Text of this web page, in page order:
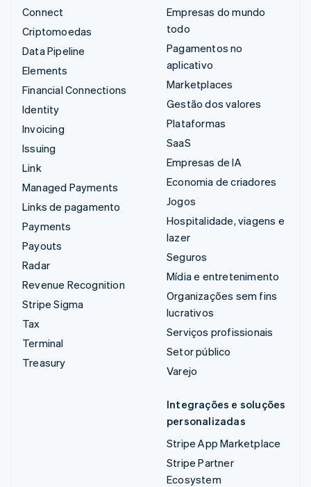
Connect
Criptomoedas
Data Pipeline
Elements
Financial Connections
Identity
Invoicing
Issuing
Link
Managed Payments
Links de pagamento
Payments
Payouts
Radar
Revenue Recognition
Stripe Sigma
Tax
Terminal
Treasury
Empresas do mundo
todo
Pagamentos no
aplicativo
Marketplaces
Gestão dos valores
Plataformas
SaaS
Empresas de IA
Economia de criadores
Jogos
Hospitalidade, viagens e
lazer
Seguros
Mídia e entretenimento
Organizações sem fins
lucrativos
Serviços profissionais
Setor público
Varejo
Integrações e soluções
personalizadas
Stripe App Marketplace
Stripe Partner
Ecosystem